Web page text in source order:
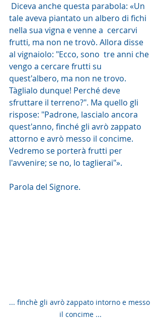
tale aveva piantato un albero di fichi
nella sua vigna e venne a  cercarvi
frutti, ma non ne trovò. Allora disse
al vignaiolo: "Ecco, sono  tre anni che
vengo a cercare frutti su
quest'albero, ma non ne trovo.
Tàglialo dunque! Perché deve
sfruttare il terreno?". Ma quello gli
rispose: "Padrone, lascialo ancora
quest'anno, finché gli avrò zappato
attorno e avrò messo il concime.
Vedremo se porterà frutti per
l'avvenire; se no, lo taglierai"».
Parola del Signore.
... finchè gli avrò zappato intorno e messo
il concime ...